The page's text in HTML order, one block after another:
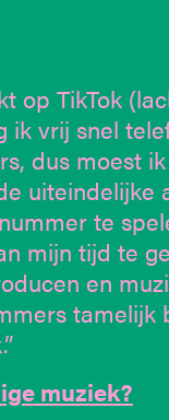
TikTok
ik vrij snel
dus moest
uiteindelijke
te
mijn tijd te
en
tamelijk
muziek?